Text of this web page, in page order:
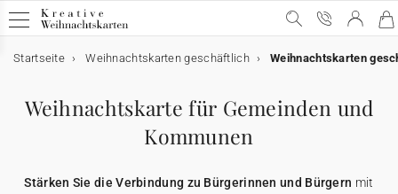
Geschäftliche Weihnachtskarten
Geschäftliche Weihnachtskarten
Alle geschäftlichen Weihnachtskarten
E-Karten
E-Karten
Alle E-Karten
Weihnachtskarten mit Schokolade
Alle Weihnachtskarten mit Schokolade
Werbeartikel für Unternehmen
Alle Werbeartikel
Startseite Weihnachtskarten geschäftlich Weihnachtskarten
Weihnachtskarte für Gemeinden und
Kommunen
Stärken Sie die Verbindung zu Bürgerinnen und Bürgern mit